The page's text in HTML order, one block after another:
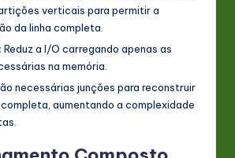
verticais para permitir a
da linha completa.
Reduz a I/O carregando apenas as
na memória.
necessárias junções para reconstruir
aumentando a complexidade